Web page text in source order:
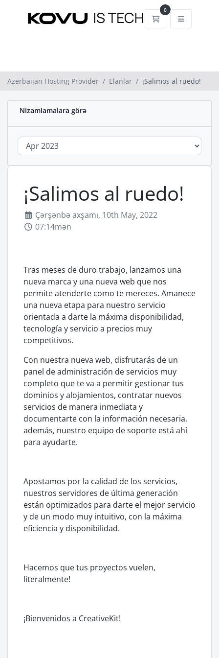
0
Səbət
Azerbaijan Hosting Provider Elanlar ¡Salimos al ruedo!
Nizamlamalara görə
¡Salimos al ruedo!
Çərşənbə axşamı, 10th May, 2022
07:14mən
Tras meses de duro trabajo, lanzamos una
nueva marca y una nueva web que nos
permite atenderte como te mereces. Amanece
una nueva etapa para nuestro servicio
orientada a darte la máxima disponibilidad,
tecnología y servicio a precios muy
competitivos.
Con nuestra nueva web, disfrutarás de un
panel de administración de servicios muy
completo que te va a permitir gestionar tus
dominios y alojamientos, contratar nuevos
servicios de manera inmediata y
documentarte con la información necesaria,
además, nuestro equipo de soporte está ahí
para ayudarte.
Apostamos por la calidad de los servicios,
nuestros servidores de última generación
están optimizados para darte el mejor servicio
y de un modo muy intuitivo, con la máxima
eficiencia y disponibilidad.
Hacemos que tus proyectos vuelen,
literalmente!
¡Bienvenidos a CreativeKit!